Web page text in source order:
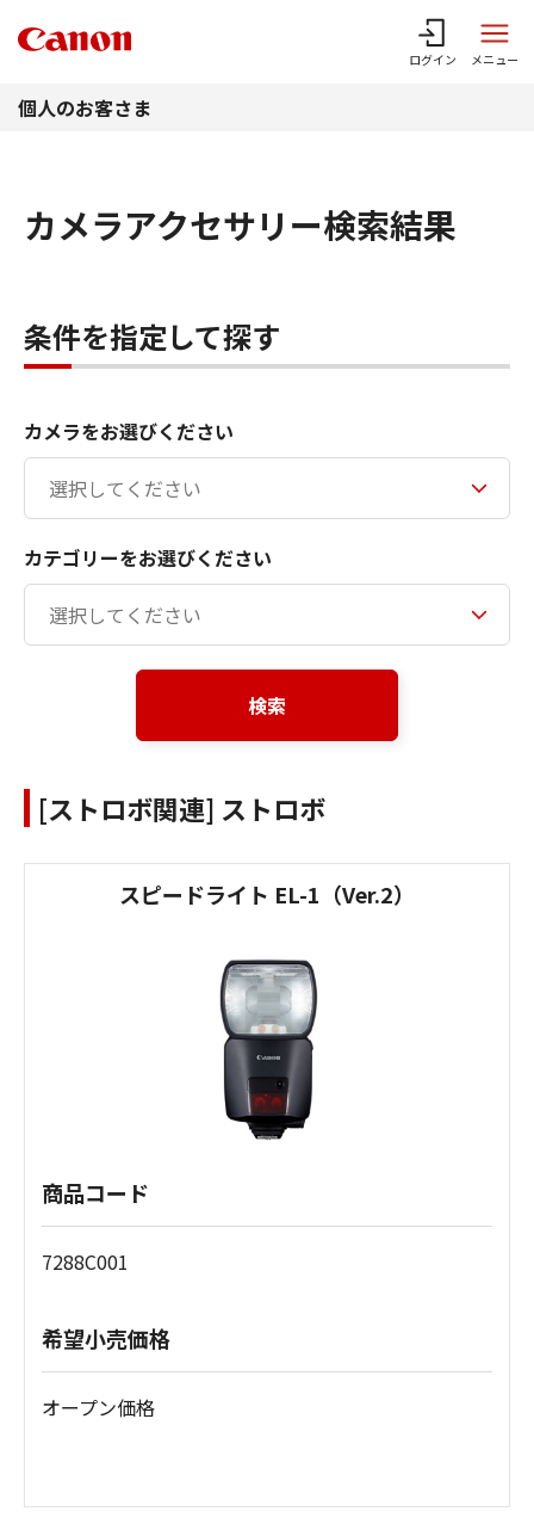
ログイン メニュー
個人のお客さま
カメラアクセサリー検索結果
条件を指定して探す
カメラをお選びください
カテゴリーをお選びください
検索
[ストロボ関連] ストロボ
スピードライト EL-1（Ver.2）
商品コード
7288C001
希望小売価格
オープン価格